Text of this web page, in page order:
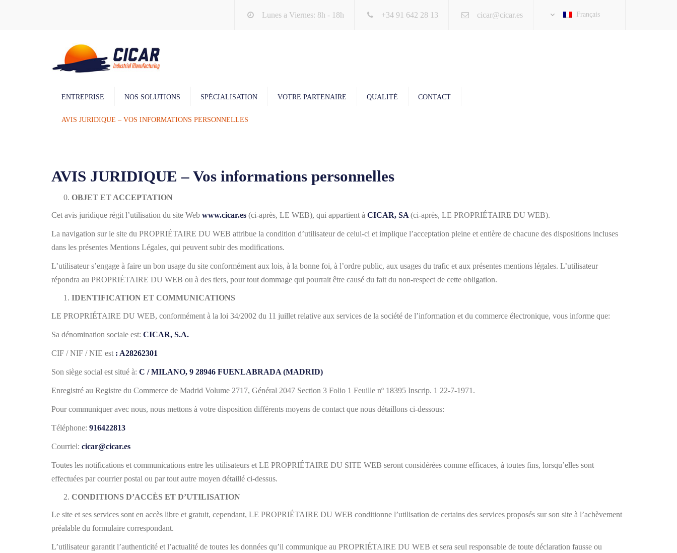
Lunes a Viernes: 8h - 18h +34 91 642 28 13 cicar@cicar.es Français
ENTREPRISE NOS SOLUTIONS SPÉCIALISATION VOTRE PARTENAIRE QUALITÉ CONTACT
AVIS JURIDIQUE – VOS INFORMATIONS PERSONNELLES
AVIS JURIDIQUE – Vos informations personnelles
OBJET ET ACCEPTATION
Cet avis juridique régit l’utilisation du site Web www.cicar.es (ci-après, LE WEB), qui appartient à CICAR, SA (ci-après, LE PROPRIÉTAIRE DU WEB).
La navigation sur le site du PROPRIÉTAIRE DU WEB attribue la condition d’utilisateur de celui-ci et implique l’acceptation pleine et entière de chacune des dispositions incluses
dans les présentes Mentions Légales, qui peuvent subir des modifications.
L’utilisateur s’engage à faire un bon usage du site conformément aux lois, à la bonne foi, à l’ordre public, aux usages du trafic et aux présentes mentions légales. L’utilisateur
répondra au PROPRIÉTAIRE DU WEB ou à des tiers, pour tout dommage qui pourrait être causé du fait du non-respect de cette obligation.
IDENTIFICATION ET COMMUNICATIONS
LE PROPRIÉTAIRE DU WEB, conformément à la loi 34/2002 du 11 juillet relative aux services de la société de l’information et du commerce électronique, vous informe que:
Sa dénomination sociale est: CICAR, S.A.
CIF / NIF / NIE est : A28262301
Son siège social est situé à: C / MILANO, 9 28946 FUENLABRADA (MADRID)
Enregistré au Registre du Commerce de Madrid Volume 2717, Général 2047 Section 3 Folio 1 Feuille nº 18395 Inscrip. 1 22-7-1971.
Pour communiquer avec nous, nous mettons à votre disposition différents moyens de contact que nous détaillons ci-dessous:
Téléphone: 916422813
Courriel: cicar@cicar.es
Toutes les notifications et communications entre les utilisateurs et LE PROPRIÉTAIRE DU SITE WEB seront considérées comme efficaces, à toutes fins, lorsqu’elles sont
effectuées par courrier postal ou par tout autre moyen détaillé ci-dessus.
CONDITIONS D’ACCÈS ET D’UTILISATION
Le site et ses services sont en accès libre et gratuit, cependant, LE PROPRIÉTAIRE DU WEB conditionne l’utilisation de certains des services proposés sur son site à l’achèvement
préalable du formulaire correspondant.
L’utilisateur garantit l’authenticité et l’actualité de toutes les données qu’il communique au PROPRIÉTAIRE DU WEB et sera seul responsable de toute déclaration fausse ou